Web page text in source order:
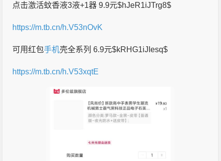
点击激活蚊香液3液+1器 9.9元$hJeR1iJTrg8$
https://m.tb.cn/h.V53nOvK
可用红包手机 壳全系列 6.9元$kRHG1iJIesq$
https://m.tb.cn/h.V53xqtE